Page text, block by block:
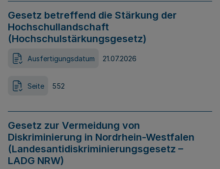
Gesetz betreffend die Stärkung der
Hochschullandschaft
(Hochschulstärkungsgesetz)
Ausfertigungsdatum 21.07.2026
Seite 552
Gesetz zur Vermeidung von
Diskriminierung in Nordrhein-Westfalen
(Landesantidiskriminierungsgesetz –
LADG NRW)